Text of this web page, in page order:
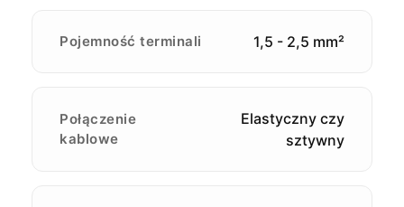
Pojemność terminali 1,5 - 2,5 mm²
Połączenie
kablowe
Elastyczny czy
sztywny